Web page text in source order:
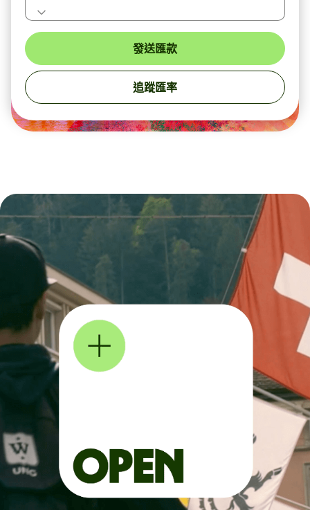
發送匯款
追蹤匯率